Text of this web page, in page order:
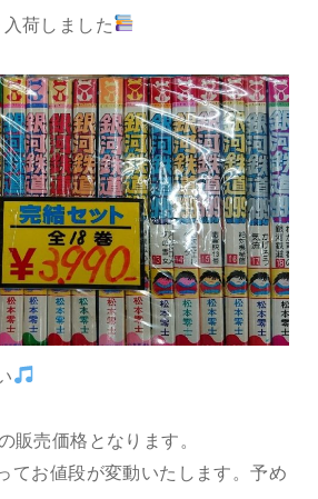
入荷しました
売価格となります。
てお値段が変動いたします。予め